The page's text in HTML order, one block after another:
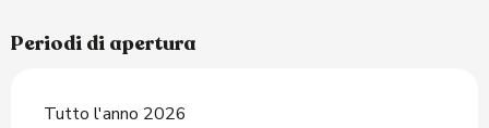
Periodi di apertura
Tutto l'anno 2026